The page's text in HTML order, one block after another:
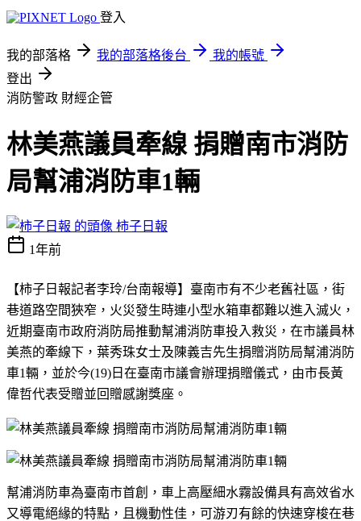
登入
我的部落格 我的部落格後台
我的帳號
登出
消防警政 財經企管
林美燕議員牽線 捐贈南市消防
局幫浦消防車1輛
柿子日報
1年前
【柿子日報記者李玲/台南報導】 臺南市有不少老舊社區，街
巷道路空間狹窄，火災發生時連小型水箱車都難以進入滅火，
近期臺南市政府消防局推動幫浦消防車投入救災，在市議員林
美燕的牽線下，葉秀珠女士及陳義吉先生捐贈消防局幫浦消防
車1輛，並於今(19) 日在臺南市議會辦理捐贈儀式，由市長黃
偉哲代表受贈並回贈感謝獎座。
幫浦消防車為臺南市首創，車上高壓細水霧設備具有高效省水
又導電絕緣的特點，且機動性佳，可游刃有餘的快速穿梭在巷